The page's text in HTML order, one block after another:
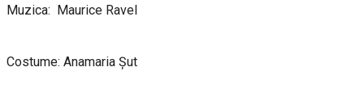
Muzica: Maurice Ravel
Costume: Anamaria Șut